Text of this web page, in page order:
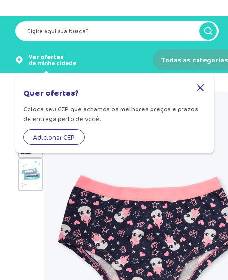
Digite aqui sua busca?
Ver ofertas
da minha cidade
Quer ofertas?
Coloca seu CEP que achamos os melhores preços e prazos
de entrega perto de você.
Adicionar CEP
Todas as categorias